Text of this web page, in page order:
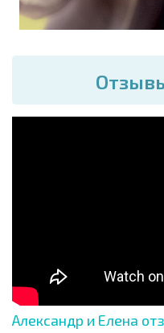
Александр и Елена